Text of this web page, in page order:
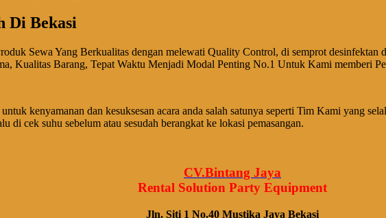
Di Bekasi
Sewa Yang Berkualitas dengan melewati Quality Control, di semprot desinfektan
Kualitas Barang, Tepat Waktu Menjadi Modal Penting No.1 Untuk Kami memberi
kenyamanan dan kesuksesan acara anda salah satunya seperti Tim Kami yang
di cek suhu sebelum atau sesudah berangkat ke lokasi pemasangan.
CV.Bintang Jaya
Rental Solution Party Equipment
Jln. Siti 1 No.40 Mustika Jaya Bekasi